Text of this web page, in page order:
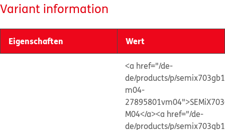
Variant information
Eigenschaften Wert
<a href="/de-
de/products/p/
m04-
M04</a><a href="/de-
de/products/p/